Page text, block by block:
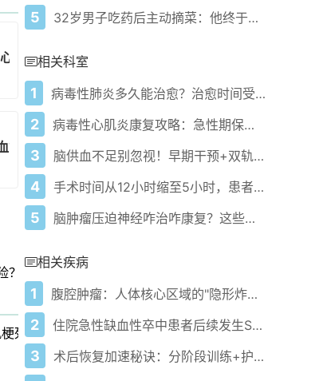
健康！
管事件风险！
死的发生率及结局研究
5 32岁男子吃药后主动摘菜：他终于活过来了？
相关科室
1 病毒性肺炎多久能治愈？治愈时间受啥影响？
2 病毒性心肌炎康复攻略：急性期保命，日常保养，长期防复发！
3 脑供血不足别忽视！早期干预+双轨治疗是关键！
4 手术时间从12小时缩至5小时，患者生活质量评分飙升！
5 脑肿瘤压迫神经咋治咋康复？这些要点快收好！
相关疾病
1 腹腔肿瘤：人体核心区域的"隐形炸弹"如何应对？
2 住院急性缺血性卒中患者后续发生ST段抬高型心肌梗死的发生率及结局研究
3 术后恢复加速秘诀：分阶段训练+护理要点助你快康复